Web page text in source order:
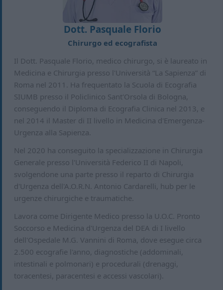
Dott. Pasquale Florio
Chirurgo ed ecografista
Il Dott. Pasquale Florio, medico chirurgo, si è laureato in
Medicina e Chirurgia presso l'Università “La Sapienza” di
Roma nel 2011. Ha frequentato la Scuola di Ecografia
SIUMB presso il Policlinico Sant'Orsola di Bologna,
conseguendo il Diploma di Ecografia Clinica nel 2013, e
nel 2014 il Master di II livello in Medicina d'Emergenza-
Urgenza alla Sapienza.
Nel 2020 ha conseguito la specializzazione in Chirurgia
Generale presso l'Università Federico II di Napoli,
svolgendone una parte presso il reparto di Chirurgia
d'Urgenza dell'A.O.R.N. Antonio Cardarelli, hub per le
urgenze chirurgiche e traumatiche.
Lavora come Dirigente Medico presso la U.O.C. Pronto
Soccorso e Medicina d'Urgenza del DEA di I livello
dell'Ospedale M.G. Vannini di Roma, dove esegue circa
2.500 ecografie l'anno, diagnostiche (addominali,
intestinali e polmonari) e procedurali (drenaggi,
toracentesi, paracentesi e accessi vascolari).